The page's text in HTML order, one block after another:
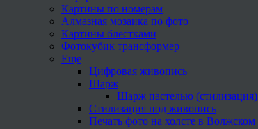
Картины по номерам
Алмазная мозаика по фото
Картины блестками
Фотокубик трансформер
Еще
Цифровая живопись
Шарж
Шарж пастелью (стилизация)
Стилизация под живопись
Печать фото на холсте в Волжском